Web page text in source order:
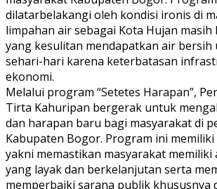
dilatarbelakangi oleh kondisi ironis di
limpahan air sebagai Kota Hujan masih
yang kesulitan mendapatkan air
sehari-hari karena keterbatasan
ekonomi.
Melalui program “Setetes Harapan”,
Tirta Kahuripan bergerak untuk
dan harapan baru bagi masyarakat di
Kabupaten Bogor. Program ini
yakni memastikan masyarakat memiliki
yang layak dan berkelanjutan serta
memperbaiki sarana publik khususnya